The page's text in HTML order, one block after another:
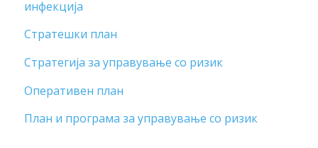
инфекција
Стратешки план
Стратегија за управување со ризик
Оперативен план
План и програма за управување со ризик